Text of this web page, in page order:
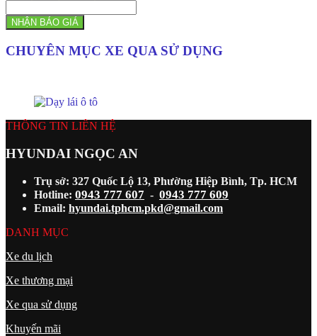
NHẬN BÁO GIÁ
CHUYÊN MỤC XE QUA SỬ DỤNG
THÔNG TIN LIÊN HỆ
HYUNDAI NGỌC AN
Trụ sở: 327 Quốc Lộ 13, Phường Hiệp Bình, Tp. HCM
Hotline: 0943 777 607 - 0943 777 609
Email: hyundai.tphcm.pkd@gmail.com
DANH MỤC
Xe du lịch
Xe thương mại
Xe qua sử dụng
Khuyến mãi